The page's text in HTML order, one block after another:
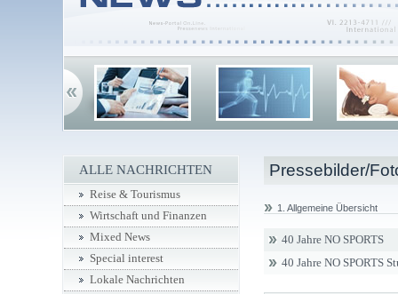
Pressebilder/
1. Allgemeine Übersicht
40 Jahre NO SPORTS
40 Jahre NO SPORTS
ALLE NACHRICHTEN
Reise & Tourismus
Wirtschaft und Finanzen
Mixed News
Special interest
Lokale Nachrichten